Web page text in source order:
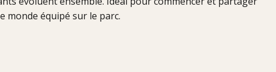
monde équipé sur le parc.